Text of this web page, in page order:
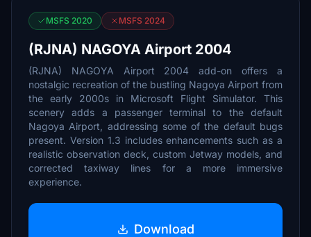
MSFS 2020 MSFS 2024
(RJNA) NAGOYA Airport 2004
(RJNA) NAGOYA Airport 2004 add-on offers a
nostalgic recreation of the bustling Nagoya Airport from
the early 2000s in Microsoft Flight Simulator. This
scenery adds a passenger terminal to the default
Nagoya Airport, addressing some of the default bugs
present. Version 1.3 includes enhancements such as a
realistic observation deck, custom Jetway models, and
corrected taxiway lines for a more immersive
experience.
Download